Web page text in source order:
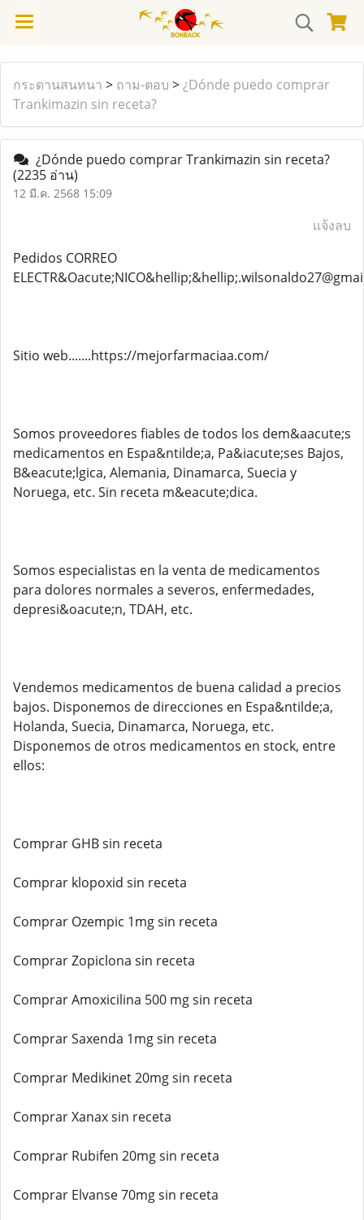
กระดานสนทนา > ถาม-ตอบ >¿Dónde puedo comprar
Trankimazin sin receta?
¿Dónde puedo comprar Trankimazin sin receta?
(2235 อ่าน)
12 มี.ค. 2568 15:09
แจ้งลบ
Pedidos CORREO
Sitio web.......https://mejorfarmaciaa.com/
Somos proveedores fiables de todos los dem&aacute;s
medicamentos en Espa&ntilde;a, Pa&iacute;ses Bajos,
B&eacute;lgica, Alemania, Dinamarca, Suecia y
Noruega, etc. Sin receta m&eacute;dica.
Somos especialistas en la venta de medicamentos
para dolores normales a severos, enfermedades,
depresi&oacute;n, TDAH, etc.
Vendemos medicamentos de buena calidad a precios
bajos. Disponemos de direcciones en Espa&ntilde;a,
Holanda, Suecia, Dinamarca, Noruega, etc.
Disponemos de otros medicamentos en stock, entre
ellos:
Comprar GHB sin receta
Comprar klopoxid sin receta
Comprar Ozempic 1mg sin receta
Comprar Zopiclona sin receta
Comprar Amoxicilina 500 mg sin receta
Comprar Saxenda 1mg sin receta
Comprar Medikinet 20mg sin receta
Comprar Xanax sin receta
Comprar Rubifen 20mg sin receta
Comprar Elvanse 70mg sin receta